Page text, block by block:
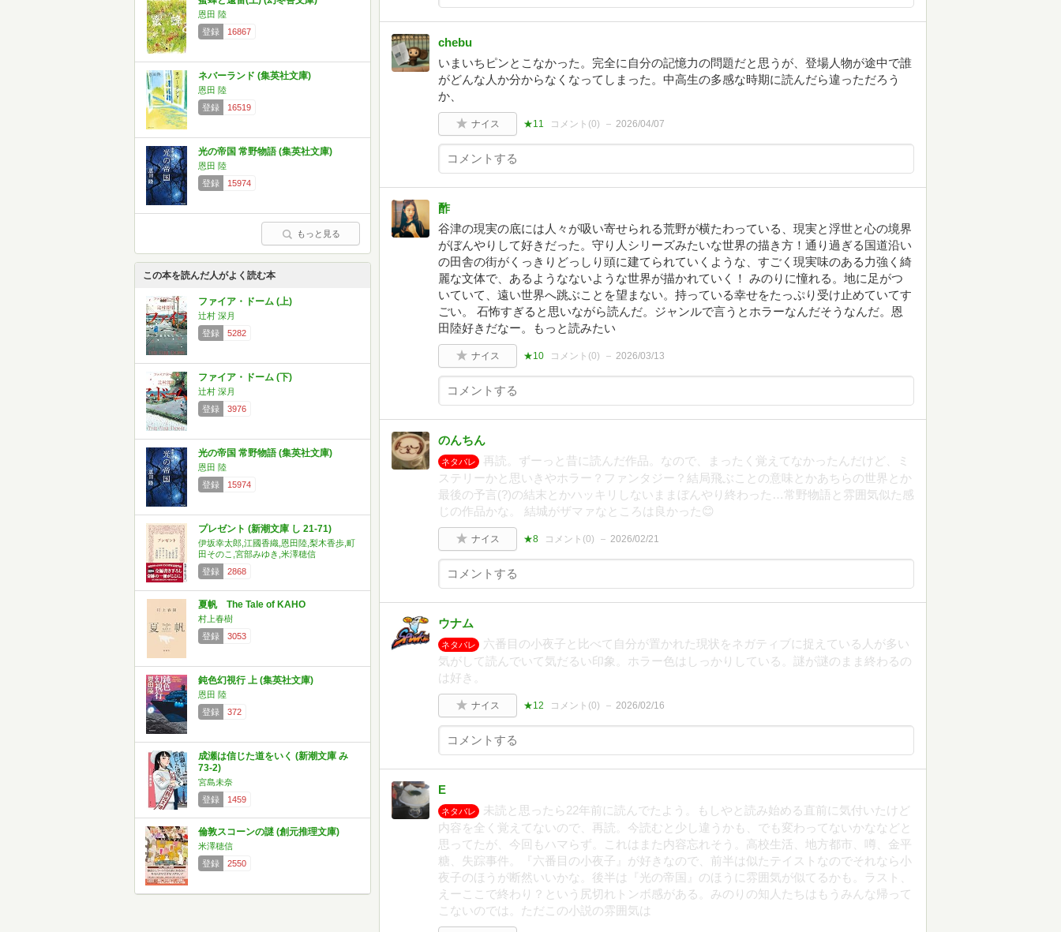
恩田 陸
登録
16867
ネバーランド (集英社文庫)
恩田 陸
登録
16519
光の帝国 常野物語 (集英社文庫)
恩田 陸
登録
15974
もっと見る
この本を読んだ人がよく読む本
ファイア・ドーム (上)
辻村 深月
登録
5282
ファイア・ドーム (下)
辻村 深月
登録
3976
光の帝国 常野物語 (集英社文庫)
恩田 陸
登録
15974
プレゼント (新潮文庫 し 21-71)
伊坂幸太郎,江國香織,恩田陸,梨木香歩,町
田そのこ,宮部みゆき,米澤穂信
登録
2868
夏帆 The Tale of KAHO
村上春樹
登録
3053
鈍色幻視行 上 (集英社文庫)
恩田 陸
登録
372
成瀬は信じた道をいく (新潮文庫 み
73-2)
宮島未奈
登録
1459
倫敦スコーンの謎 (創元推理文庫)
米澤穂信
登録
2550
chebu
いまいちピンとこなかった。完全に自分の記憶力の問題だと思うが、登場人物が途中で誰
がどんな人か分からなくなってしまった。中高生の多感な時期に読んだら違っただろう
か、
ナイス ★11 コメント(0) 2026/04/07
酢
谷津の現実の底には人々が吸い寄せられる荒野が横たわっている、現実と浮世と心の境界
がぼんやりして好きだった。守り人シリーズみたいな世界の描き方！通り過ぎる国道沿い
の田舎の街がくっきりどっしり頭に建てられていくような、すごく現実味のある力強く綺
麗な文体で、あるようなないような世界が描かれていく！ みのりに憧れる。地に足がつ
いていて、遠い世界へ跳ぶことを望まない。持っている幸せをたっぷり受け止めていてす
ごい。 石怖すぎると思いながら読んだ。ジャンルで言うとホラーなんだそうなんだ。恩
田陸好きだなー。もっと読みたい
ナイス ★10 コメント(0) 2026/03/13
のんちん
ネタバレ
再読。ずーっと昔に読んだ作品。なので、まったく覚えてなかったんだけど、ミ
ステリーかと思いきやホラー？ファンタジー？結局飛ぶことの意味とかあちらの世界とか
最後の予言(?)の結末とかハッキリしないままぼんやり終わった…常野物語と雰囲気似た感
じの作品かな。 結城がザマァなところは良かった😊
ナイス ★8 コメント(0) 2026/02/21
ウナム
ネタバレ
六番目の小夜子と比べて自分が置かれた現状をネガティブに捉えている人が多い
気がして読んでいて気だるい印象。ホラー色はしっかりしている。謎が謎のまま終わるの
は好き。
ナイス ★12 コメント(0) 2026/02/16
E
ネタバレ
未読と思ったら22年前に読んでたよう。もしやと読み始める直前に気付いたけど
内容を全く覚えてないので、再読。今読むと少し違うかも、でも変わってないかななどと
思ってたが、今回もハマらず。これはまた内容忘れそう。高校生活、地方都市、噂、金平
糖、失踪事件。『六番目の小夜子』が好きなので、前半は似たテイストなのでそれなら小
夜子のほうが断然いいかな。後半は『光の帝国』のほうに雰囲気が似てるかも。ラスト、
えーここで終わり？という尻切れトンボ感がある。みのりの知人たちはもうみんな帰って
こないのでは。ただこの小説の雰囲気は